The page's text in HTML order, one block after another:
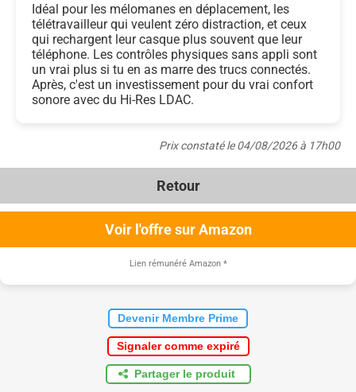
Idéal pour les mélomanes en déplacement, les
télétravailleur qui veulent zéro distraction, et ceux
qui rechargent leur casque plus souvent que leur
téléphone. Les contrôles physiques sans appli sont
un vrai plus si tu en as marre des trucs connectés.
Après, c'est un investissement pour du vrai confort
sonore avec du Hi-Res LDAC.
Prix constaté le 04/08/2026 à 17h00
Retour
Voir l'offre sur Amazon
Lien rémunéré Amazon *
Devenir Membre Prime
Signaler comme expiré
Partager le produit